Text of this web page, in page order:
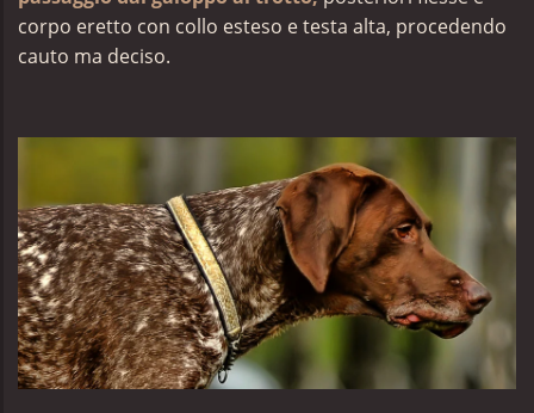
corpo eretto con collo esteso e testa alta, procedendo
cauto ma deciso.